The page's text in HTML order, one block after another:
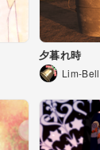
夕暮れ時
Lim-Bell